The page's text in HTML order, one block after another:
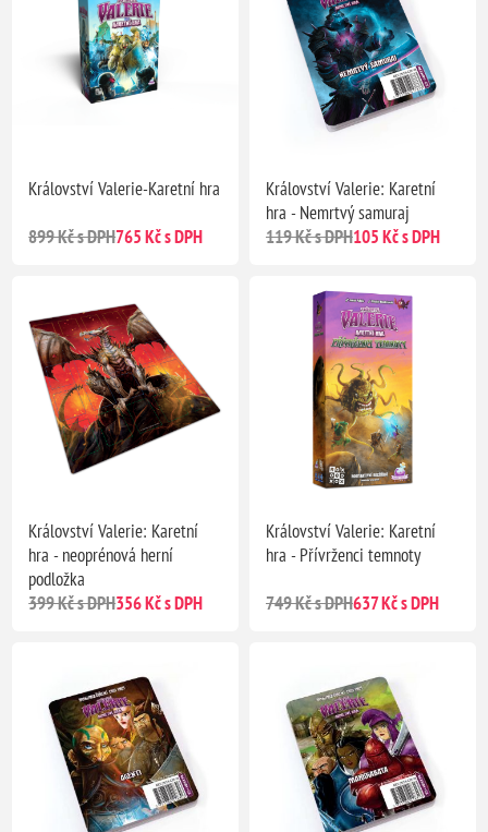
Království Valerie-Karetní hra
899 Kč s DPH765 Kč s DPH
Království Valerie: Karetní
hra - Nemrtvý samuraj
119 Kč s DPH105 Kč s DPH
Království Valerie: Karetní
hra - neoprénová herní
podložka
399 Kč s DPH356 Kč s DPH
Království Valerie: Karetní
hra - Přívrženci temnoty
749 Kč s DPH637 Kč s DPH